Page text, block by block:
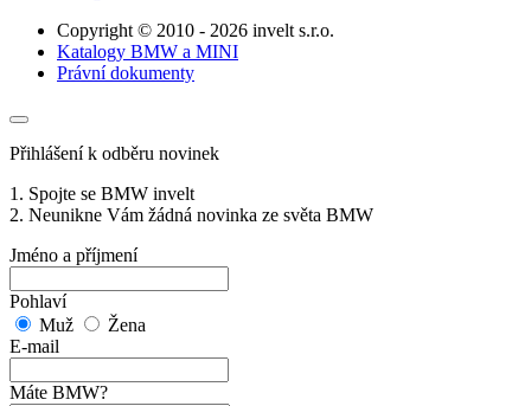
Copyright © 2010 - 2026 invelt s.r.o.
Katalogy BMW a MINI
Právní dokumenty
Přihlášení k odběru novinek
1. Spojte se BMW invelt
2. Neunikne Vám žádná novinka ze světa BMW
Jméno a příjmení
Pohlaví
Muž
Žena
E-mail
Máte BMW?